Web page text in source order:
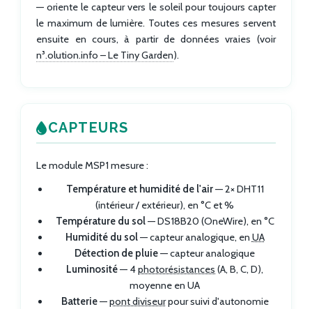
— oriente le capteur vers le soleil pour toujours capter
le maximum de lumière. Toutes ces mesures servent
ensuite en cours, à partir de données vraies (voir
n³.olution.info – Le Tiny Garden).
CAPTEURS
Le module MSP1 mesure :
Température et humidité de l'air— 2× DHT11
(intérieur / extérieur), en °C et %
Température du sol— DS18B20 (OneWire), en °C
Humidité du sol— capteur analogique, en UA
Détection de pluie— capteur analogique
Luminosité— 4photorésistances (A, B, C, D),
moyenne en UA
Batterie—pont diviseurpour suivi d'autonomie